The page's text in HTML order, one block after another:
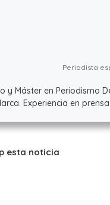
Periodista
y Máster en Periodismo
Experiencia en
esta noticia